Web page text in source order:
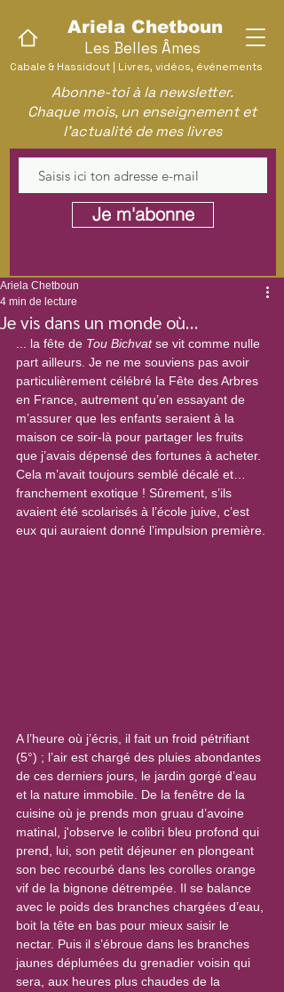
Cabale & Hassidout | Livres, vidéos, événements
Ariela Chetboun
Les Belles Âmes
Abonne-toi à la newsletter.
Chaque mois, un enseignement et
l'actualité de mes livres
Je m'abonne
Je vis dans un monde où…
Ariela Chetboun
4 min de lecture
... la fête de Tou Bichvat se vit comme nulle
part ailleurs. Je ne me souviens pas avoir
particulièrement célébré la Fête des Arbres
en France, autrement qu’en essayant de
m’assurer que les enfants seraient à la
maison ce soir-là pour partager les fruits
que j’avais dépensé des fortunes à acheter.
Cela m’avait toujours semblé décalé et…
franchement exotique ! Sûrement, s’ils
avaient été scolarisés à l’école juive, c’est
eux qui auraient donné l’impulsion première.
A l’heure où j’écris, il fait un froid pétrifiant
(5°) ; l’air est chargé des pluies abondantes
de ces derniers jours, le jardin gorgé d’eau
et la nature immobile. De la fenêtre de la
cuisine où je prends mon gruau d’avoine
matinal, j'observe le colibri bleu profond qui
prend, lui, son petit déjeuner en plongeant
son bec recourbé dans les corolles orange
vif de la bignone détrempée. Il se balance
avec le poids des branches chargées d’eau,
boit la tête en bas pour mieux saisir le
nectar. Puis il s’ébroue dans les branches
jaunes déplumées du grenadier voisin qui
sera, aux heures plus chaudes de la